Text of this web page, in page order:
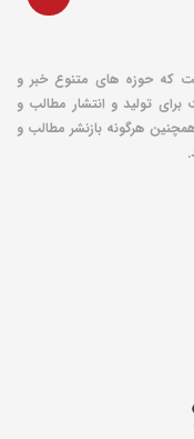
که حوزه های متنوع خبر و
تولید و انتشار مطالب و
هرگونه بازنشر مطالب و